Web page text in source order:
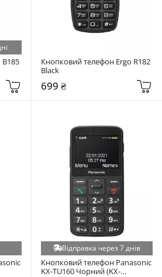
Кнопковий телефон Ergo R182
Black
699 ₴
Відправка через 7 днів
Кнопковий телефон Panasonic
KX-TU160 Чорний (KX-